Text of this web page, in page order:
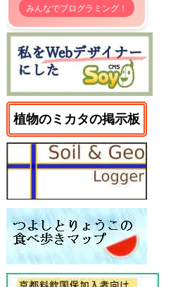
みんなでプログラミング！
植物のミカタの掲示板